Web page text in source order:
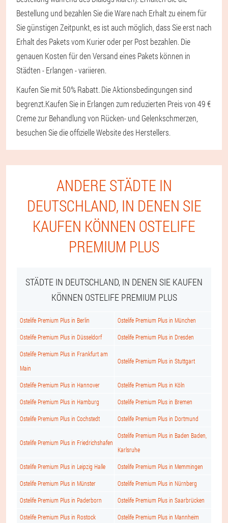
Bestellung und bezahlen Sie die Ware nach Erhalt zu einem für
Sie günstigen Zeitpunkt, es ist auch möglich, dass Sie erst nach
Erhalt des Pakets vom Kurier oder per Post bezahlen. Die
genauen Kosten für den Versand eines Pakets können in
Städten - Erlangen - variieren.
Kaufen Sie mit 50% Rabatt. Die Aktionsbedingungen sind
begrenzt.Kaufen Sie in Erlangen zum reduzierten Preis von 49 €
Creme zur Behandlung von Rücken- und Gelenkschmerzen,
besuchen Sie die offizielle Website des Herstellers.
ANDERE STÄDTE IN
DEUTSCHLAND, IN DENEN SIE
KAUFEN KÖNNEN OSTELIFE
PREMIUM PLUS
STÄDTE IN DEUTSCHLAND, IN DENEN SIE KAUFEN
KÖNNEN OSTELIFE PREMIUM PLUS
Ostelife Premium Plus in Berlin Ostelife Premium Plus in München
Ostelife Premium Plus in Düsseldorf Ostelife Premium Plus in Dresden
Ostelife Premium Plus in Frankfurt am
Main
Ostelife Premium Plus in Stuttgart
Ostelife Premium Plus in Hannover Ostelife Premium Plus in Köln
Ostelife Premium Plus in Hamburg Ostelife Premium Plus in Bremen
Ostelife Premium Plus in Cochstedt Ostelife Premium Plus in Dortmund
Ostelife Premium Plus in Friedrichshafen
Ostelife Premium Plus in Baden Baden,
Karlsruhe
Ostelife Premium Plus in Leipzig Halle Ostelife Premium Plus in Memmingen
Ostelife Premium Plus in Münster Ostelife Premium Plus in Nürnberg
Ostelife Premium Plus in Paderborn Ostelife Premium Plus in Saarbrücken
Ostelife Premium Plus in Rostock Ostelife Premium Plus in Mannheim